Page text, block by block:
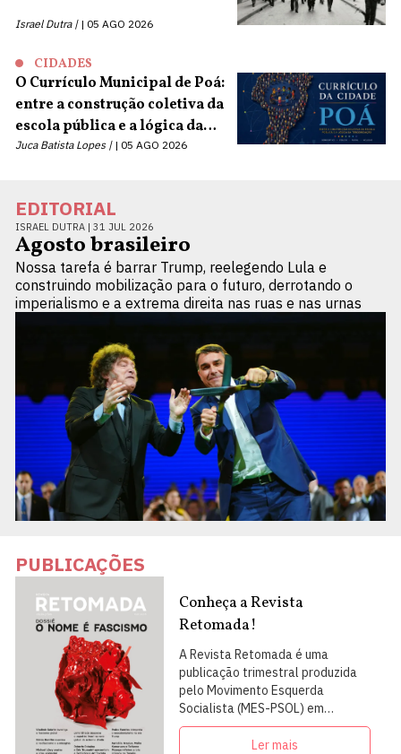
Israel Dutra | 05 AGO 2026
CIDADES
O Currículo Municipal de Poá:
entre a construção coletiva da
escola pública e a lógica da
terceirização
Juca Batista Lopes | 05 AGO 2026
EDITORIAL
ISRAEL DUTRA | 31 JUL 2026
Agosto brasileiro
Nossa tarefa é barrar Trump, reelegendo Lula e
construindo mobilização para o futuro, derrotando o
imperialismo e a extrema direita nas ruas e nas urnas
PUBLICAÇÕES
Conheça a Revista
Retomada!
A Revista Retomada é uma
publicação trimestral produzida
pelo Movimento Esquerda
Socialista (MES-PSOL) em
articulação com intelectuais,
militantes e artistas
Ler mais